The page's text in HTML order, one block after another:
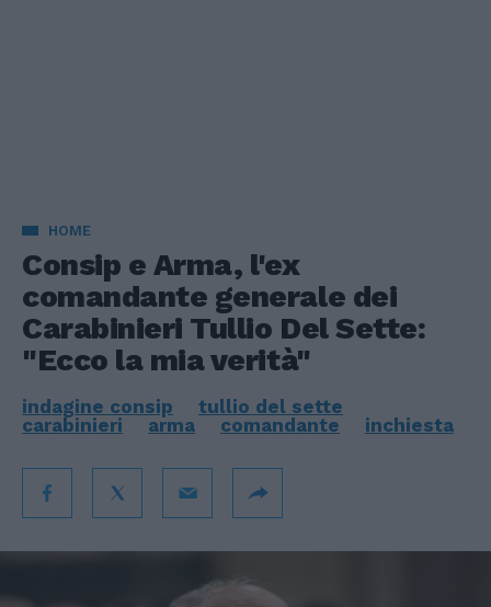
HOME
Consip e Arma, l'ex
comandante generale dei
Carabinieri Tullio Del Sette:
"Ecco la mia verità"
indagine consip
tullio del sette
carabinieri
arma comandante inchiesta